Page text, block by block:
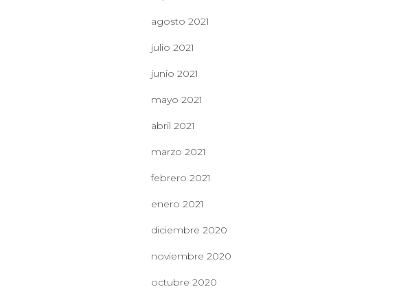
agosto 2021
julio 2021
junio 2021
mayo 2021
abril 2021
marzo 2021
febrero 2021
enero 2021
diciembre 2020
noviembre 2020
octubre 2020